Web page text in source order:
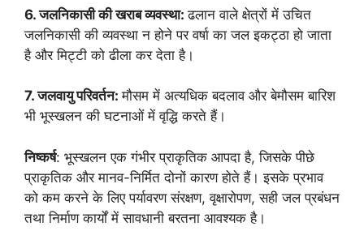
6. जलनिकासी की खराब व्यवस्था:ढलान वाले क्षेत्रों में उचित
जलनिकासी की व्यवस्था न होने पर वर्षा का जल इकट्ठा हो जाता
है और मिट्टी को ढीला कर देता है।
7. जलवायु परिवर्तन:मौसम में अत्यधिक बदलाव और बेमौसम बारिश
भी भूस्खलन की घटनाओं में वृद्धि करते हैं।
निष्कर्ष: भूस्खलन एक गंभीर प्राकृतिक आपदा है, जिसके पीछे
प्राकृतिक और मानव-निर्मित दोनों कारण होते हैं। इसके प्रभाव
को कम करने के लिए पर्यावरण संरक्षण, वृक्षारोपण, सही जल प्रबंधन
तथा निर्माण कार्यों में सावधानी बरतना आवश्यक है।